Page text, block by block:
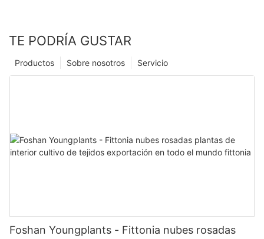
TE PODRÍA GUSTAR
Servicio
Sobre nosotros
Productos
Foshan Youngplants - Fittonia nubes rosadas